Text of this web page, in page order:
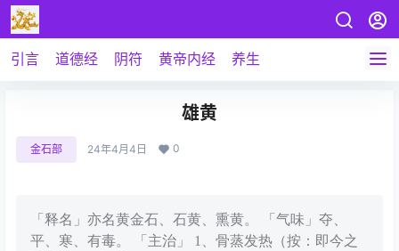
引言 道德经 阴符 黄帝内经 养生
雄黄
金石部 24年4月4日 0
「释名」亦名黄金石、石黄、熏黄。 「气味」夺、
平、寒、有毒。 「主治」 1、骨蒸发热（按：即今之